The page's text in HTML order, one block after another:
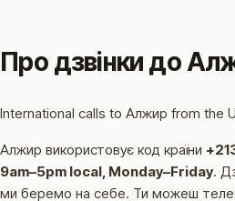
Про дзвінки до
International calls to Алжир from the
Алжир використовує код країни
9am–5pm local, Monday–Friday.
ми беремо на себе. Ти можеш